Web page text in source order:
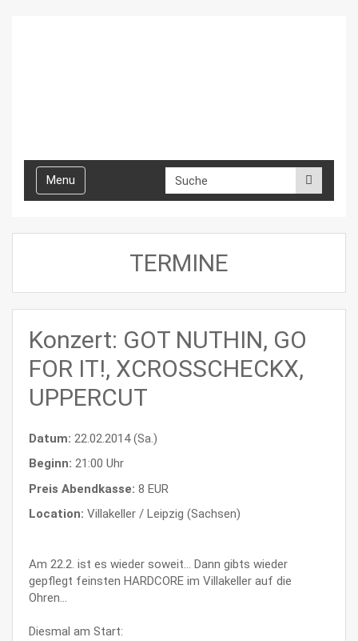
Toggle
navigation
Menu
TERMINE
Konzert: GOT NUTHIN, GO
FOR IT!, XCROSSCHECKX,
UPPERCUT
Datum: 22.02.2014 (Sa.)
Beginn: 21:00 Uhr
Preis Abendkasse: 8 EUR
Location: Villakeller / Leipzig (Sachsen)
Am 22.2. ist es wieder soweit... Dann gibts wieder
gepflegt feinsten HARDCORE im Villakeller auf die
Ohren...
Diesmal am Start: